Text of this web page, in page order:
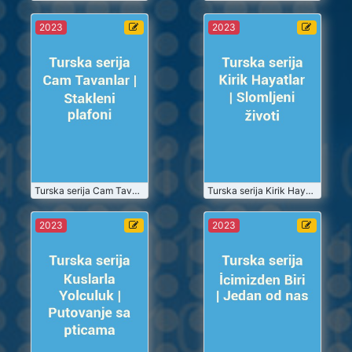
2023
Turska serija Cam Tavanlar | Stakleni plafoni
Turska serija
| Stakleni
plafoni
2023-07
2023-07-01
2023
Turska serija Kirik Hayatlar | Slomljeni životi
Turska serija
| Slomljeni
životi
2023-07
2023-07-01
2023
Turska serija
Yolculuk |
Putovanje sa
pticama
2023-07
Turske Serije
2023
Turska serija
| Jedan od
nas
2023-07